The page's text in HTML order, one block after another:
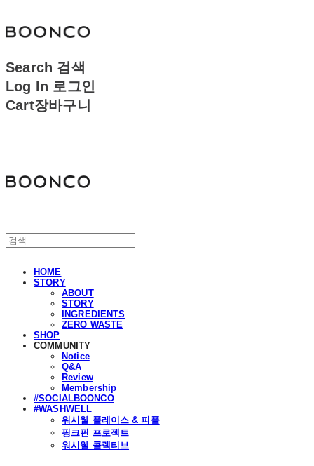
Search 검색
Log In 로그인
Cart장바구니
HOME
STORY
ABOUT
STORY
INGREDIENTS
ZERO WASTE
SHOP
COMMUNITY
Notice
Q&A
Review
Membership
#SOCIALBOONCO
#WASHWELL
워시웰 플레이스 & 피플
핑크핀 프로젝트
워시웰 콜렉티브